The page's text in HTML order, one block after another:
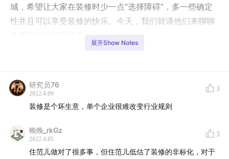
城，希望让大家在装修时少一点“选择障碍”，多一些确定
性并且可以享受装修的快乐。今天，我们就请他们来聊聊
刘羡然，住范儿CEO，毕业于清华大学。大学时曾创立英
语学习服务公司易说点，被并购，毕业即创立住范儿，入
选创业邦“2018年30岁以下创业新贵榜单”，荣登“2018胡
润30X30创业领袖”榜单。
余跃，华创资本投资人。关注移动社交与娱乐、生活消费
展开Show Notes
研究员76
2022.4.09
3
装修是个坏生意，单个企业很难改变行业规则
晚晚_rkGz
2022.4.05
3
住范儿做对了很多事，但住范儿低估了装修的非标化，对于